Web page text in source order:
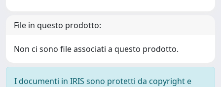
File in questo prodotto:
Non ci sono file associati a questo prodotto.
I documenti in IRIS sono protetti da copyright e